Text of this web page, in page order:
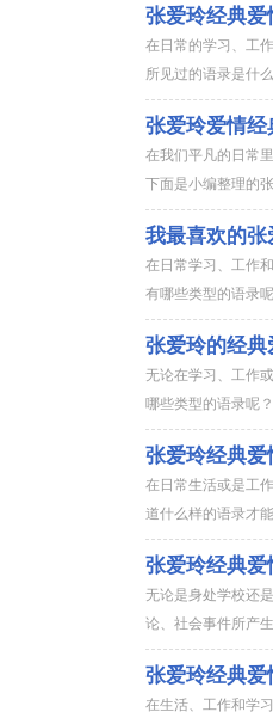
张爱玲经典爱
在日常的学习、工
所见过的语录是什
张爱玲爱情经
在我们平凡的日常
下面是小编整理
我最喜欢的张
在日常学习、工作
有哪些类型的语录
张爱玲的经
无论在学习、工作
哪些类型的语录呢
张爱玲经典爱
在日常生活或是工
道什么样的语录才
张爱玲经典爱
无论是身处学校还
论、社会事件所产
张爱玲经典爱
在生活、工作和学